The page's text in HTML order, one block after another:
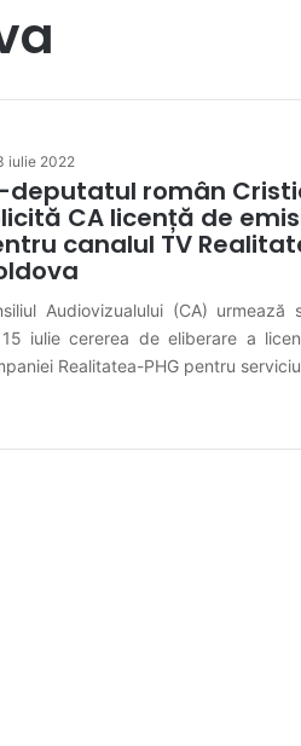
iulie 2022
deputatul român
CA licență de
canalul TV
Audiovizualului (CA) urmează
iulie cererea de eliberare a
Realitatea-PHG pentru